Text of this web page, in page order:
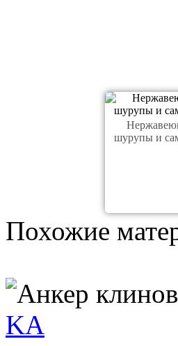
шурупы и
Похожие
KA